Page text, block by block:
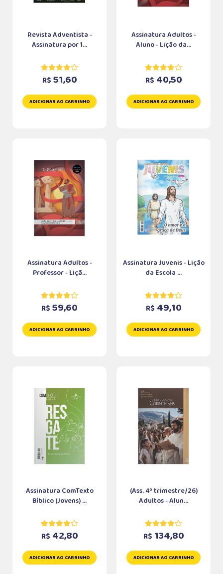
Revista Adventista -
Assinatura por 1...
R$ 51,60
ADICIONAR AO CARRINHO
Assinatura Adultos -
Aluno - Lição da...
R$ 40,50
ADICIONAR AO CARRINHO
Assinatura Adultos -
Professor - Liçã...
R$ 59,60
ADICIONAR AO CARRINHO
Assinatura Juvenis - Lição
da Escola ...
R$ 49,10
ADICIONAR AO CARRINHO
Assinatura ComTexto
Bíblico (Jovens) ...
R$ 42,80
ADICIONAR AO CARRINHO
(Ass. 4º trimestre/26)
Adultos - Alun...
R$ 134,80
ADICIONAR AO CARRINHO